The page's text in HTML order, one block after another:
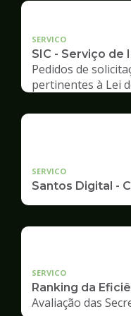
SERVICO
SIC - Serviço de
Pedidos de
pertinentes à Lei
SERVICO
Santos Digital -
SERVICO
Ranking da
Avaliação das